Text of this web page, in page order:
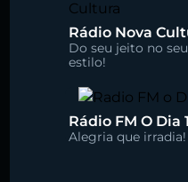
Do seu jeito no seu
estilo!
Alegria que irradia!